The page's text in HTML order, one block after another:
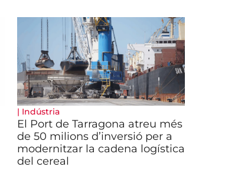
| Indústria
El Port de Tarragona atreu més
de 50 milions d’inversió per a
modernitzar la cadena logística
del cereal